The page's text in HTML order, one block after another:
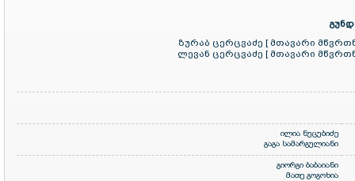
ზურაბ ცერცვაძე [ მთავარი
ლევან ცერცვაძე [ მთავარი
ილია ნუცუბიძე
გაგა სამარგულიანი
გიორგი ბაბაიანი
მათე გოგოხია